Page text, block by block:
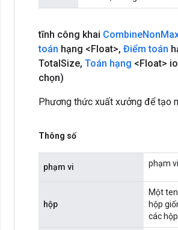
tĩnh công khai CombineNon
toán hạng <Float>, Điểm toán
TotalSize, Toán hạng <Float>
chọn)
Phương thức xuất xưởng để tạo
Thông số
phạm vi phạm
hộp
Một
hộp
các